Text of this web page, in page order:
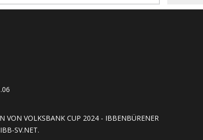
VON VOLKSBANK CUP 2024 - IBBENBÜRENER
SV.NET.